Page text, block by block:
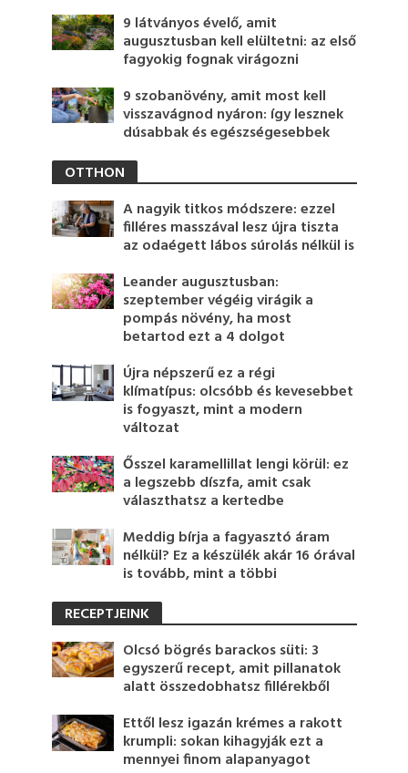
9 látványos évelő, amit
augusztusban kell elültetni: az első
fagyokig fognak virágozni
9 szobanövény, amit most kell
visszavágnod nyáron: így lesznek
dúsabbak és egészségesebbek
OTTHON
A nagyik titkos módszere: ezzel
filléres masszával lesz újra tiszta
az odaégett lábos súrolás nélkül is
Leander augusztusban:
szeptember végéig virágik a
pompás növény, ha most
betartod ezt a 4 dolgot
Újra népszerű ez a régi
klímatípus: olcsóbb és kevesebbet
is fogyaszt, mint a modern
változat
Ősszel karamellillat lengi körül: ez
a legszebb díszfa, amit csak
választhatsz a kertedbe
Meddig bírja a fagyasztó áram
nélkül? Ez a készülék akár 16 órával
is tovább, mint a többi
RECEPTJEINK
Olcsó bögrés barackos süti: 3
egyszerű recept, amit pillanatok
alatt összedobhatsz fillérekből
Ettől lesz igazán krémes a rakott
krumpli: sokan kihagyják ezt a
mennyei finom alapanyagot